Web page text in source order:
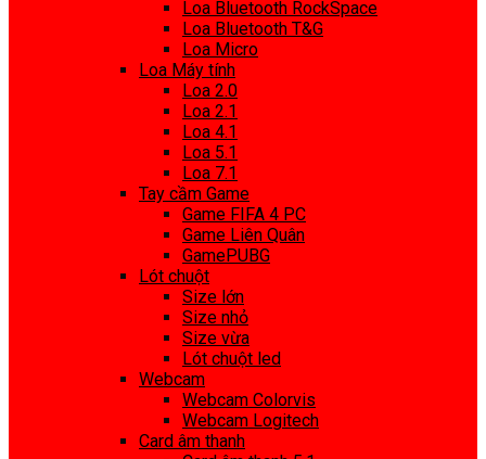
Loa Bluetooth RockSpace
Loa Bluetooth T&G
Loa Micro
Loa Máy tính
Loa 2.0
Loa 2.1
Loa 4.1
Loa 5.1
Loa 7.1
Tay cầm Game
Game FIFA 4 PC
Game Liên Quân
GamePUBG
Lót chuột
Size lớn
Size nhỏ
Size vừa
Lót chuột led
Webcam
Webcam Colorvis
Webcam Logitech
Card âm thanh